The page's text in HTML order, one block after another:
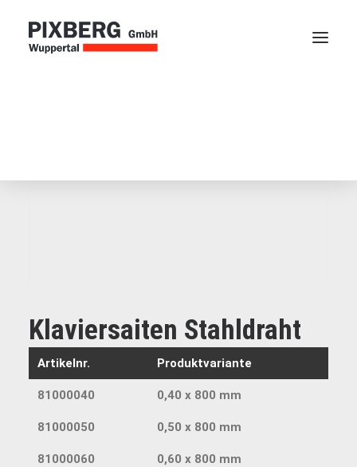
Klaviersaiten Stahldraht
Artikelnr. Produktvariante
81000040 0,40 x 800 mm
81000050 0,50 x 800 mm
81000060 0,60 x 800 mm